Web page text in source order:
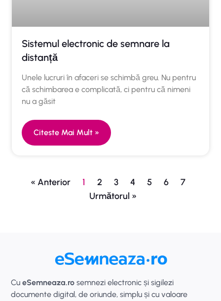
Sistemul electronic de semnare la
distanță
Unele lucruri în afaceri se schimbă greu. Nu pentru
că schimbarea e complicată, ci pentru că nimeni
nu a găsit
Citeste Mai Mult »
« Anterior 1 2 3 4 5 6
7
Următorul »
Cu eSemneaza.ro semnezi electronic și sigilezi
documente digital, de oriunde, simplu și cu valoare